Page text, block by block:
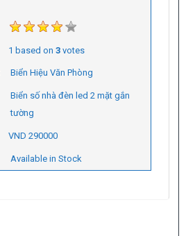
1 based on 3votes
Biển Hiệu Văn Phòng
Biển số nhà đèn led 2 mặt gắn
tường
VND 290000
Available in Stock